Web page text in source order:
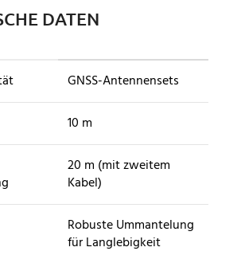
DATEN
GNSS-Antennensets
10 m
20 m (mit zweitem
Kabel)
Robuste Ummantelung
für Langlebigkeit